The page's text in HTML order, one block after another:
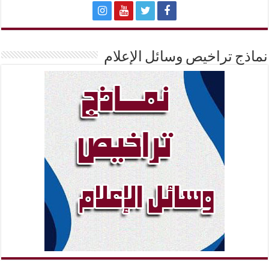
نماذج تراخيص وسائل الإعلام